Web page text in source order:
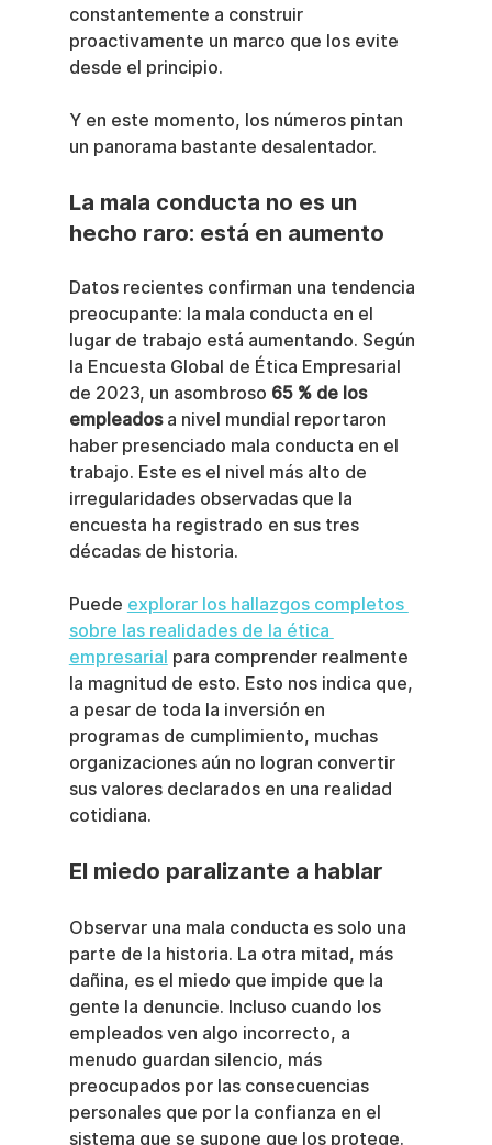
constantemente a construir
proactivamente un marco que los evite
desde el principio.
Y en este momento, los números pintan
un panorama bastante desalentador.
La mala conducta no es un
hecho raro: está en aumento
Datos recientes confirman una tendencia
preocupante: la mala conducta en el
lugar de trabajo está aumentando. Según
la Encuesta Global de Ética Empresarial
de 2023, un asombroso 65 % de los
empleados a nivel mundial reportaron
haber presenciado mala conducta en el
trabajo. Este es el nivel más alto de
irregularidades observadas que la
encuesta ha registrado en sus tres
décadas de historia.
Puede explorar los hallazgos completos
sobre las realidades de la ética
empresarial para comprender realmente
la magnitud de esto. Esto nos indica que,
a pesar de toda la inversión en
programas de cumplimiento, muchas
organizaciones aún no logran convertir
sus valores declarados en una realidad
cotidiana.
El miedo paralizante a hablar
Observar una mala conducta es solo una
parte de la historia. La otra mitad, más
dañina, es el miedo que impide que la
gente la denuncie. Incluso cuando los
empleados ven algo incorrecto, a
menudo guardan silencio, más
preocupados por las consecuencias
personales que por la confianza en el
sistema que se supone que los protege.